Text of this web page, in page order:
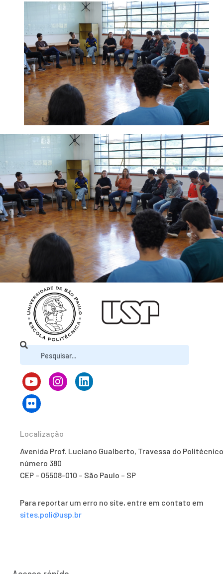
Localização
Avenida Prof. Luciano Gualberto, Travessa do
número 380
CEP – 05508-010 – São Paulo – SP
Para reportar um erro no site, entre em contato em
sites.poli@usp.br